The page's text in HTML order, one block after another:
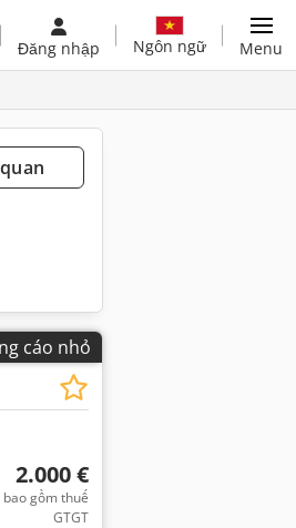
Đăng nhập Ngôn ngữ Menu
cáo nhỏ
2.000 €
gồm thuế
GTGT